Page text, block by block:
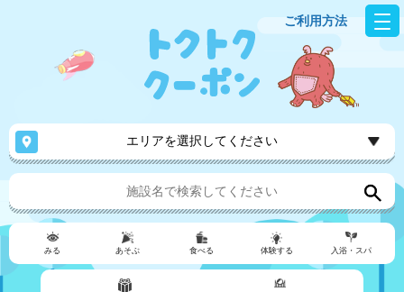
ご利用方法
エリアを選択してください
みる あそぶ 食べる 体験する 入浴・スパ